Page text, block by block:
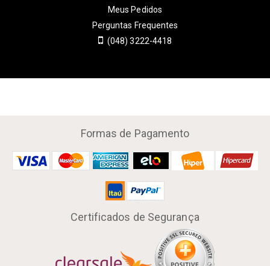
Meus Pedidos
Perguntas Frequentes
(048) 3222-4418
Formas de Pagamento
Certificados de Segurança